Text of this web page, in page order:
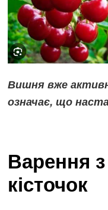
Вишня вже
означає, що
Варення
кісточок